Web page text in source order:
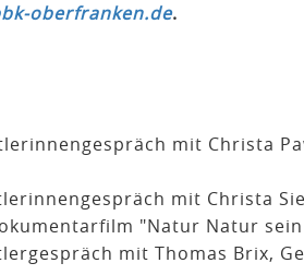
oberfranken.de.
mit Christa
mit Christa
"Natur Natur
mit Thomas Brix,